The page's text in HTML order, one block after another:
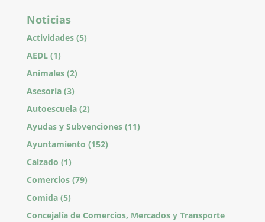
Noticias
Actividades(5)
AEDL(1)
Animales(2)
Asesoría(3)
Autoescuela(2)
Ayudas y Subvenciones(11)
Ayuntamiento (152)
Calzado (1)
Comercios(79)
Comida(5)
Concejalía de Comercios, Mercados y Transporte